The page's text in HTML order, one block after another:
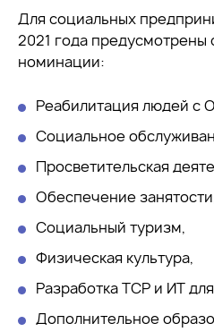
Для социальных
2021 года
номинации:
Реабилитация людей с
Социальное
Просветительская
Обеспечение
Социальный туризм,
Физическая культура,
Разработка ТСР и ИТ
Дополнительное